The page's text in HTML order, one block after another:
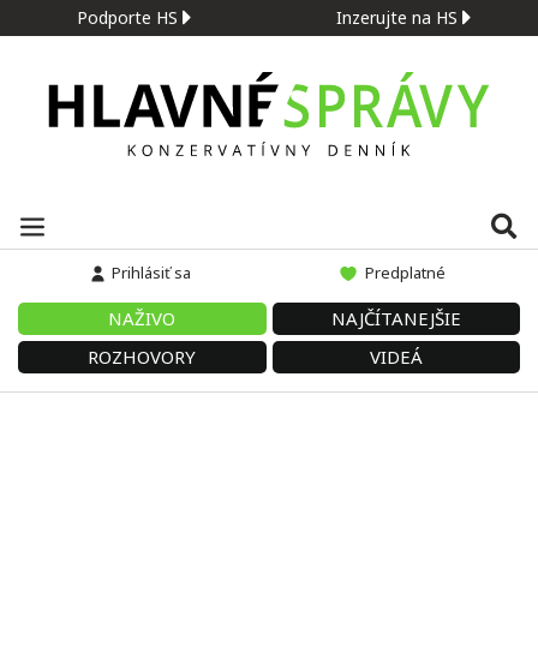
Podporte HS Inzerujte na HS
Prihlásiť sa Predplatné
NAŽIVO
NAJČÍTANEJŠIE
ROZHOVORY
VIDEÁ